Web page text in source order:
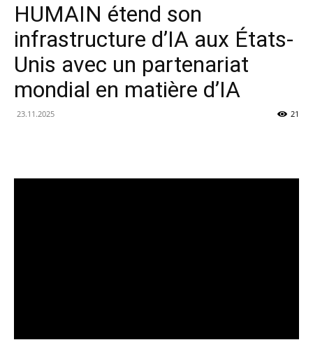
HUMAIN étend son
infrastructure d’IA aux États-
Unis avec un partenariat
mondial en matière d’IA
23.11.2025 21